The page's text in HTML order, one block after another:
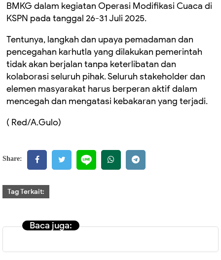
BMKG dalam kegiatan Operasi Modifikasi Cuaca di
KSPN pada tanggal 26-31 Juli 2025.
Tentunya, langkah dan upaya pemadaman dan
pencegahan karhutla yang dilakukan pemerintah
tidak akan berjalan tanpa keterlibatan dan
kolaborasi seluruh pihak. Seluruh stakeholder dan
elemen masyarakat harus berperan aktif dalam
mencegah dan mengatasi kebakaran yang terjadi.
( Red/A.Gulo)
Share:
Tag Terkait:
Baca juga: